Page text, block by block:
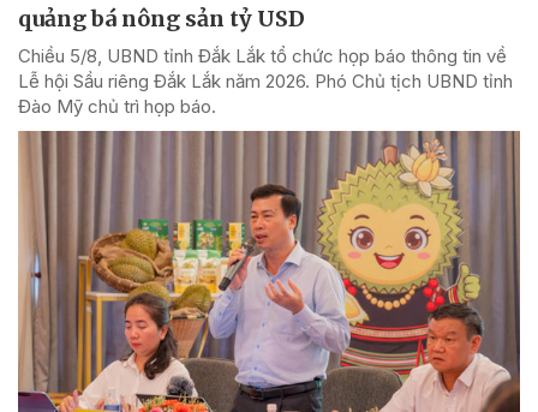
quảng bá nông sản tỷ USD
Chiều 5/8, UBND tỉnh Đắk Lắk tổ chức họp báo thông tin về
Lễ hội Sầu riêng Đắk Lắk năm 2026. Phó Chủ tịch UBND tỉnh
Đào Mỹ chủ trì họp báo.